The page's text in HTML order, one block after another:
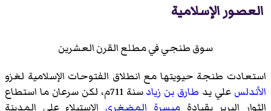
العصور الإسلامية
سوق طنجي في مطلع القرن العشرين
استعادت طنجة حيويتها مع انطلاق الفتوحات الإسلامية لغزو
الأندلس علي يد طارق بن زياد
سنة 711م، لكن سرعان ما استطاع
الثوار البربر بقيادةميسرة المضغري الاستيلاء على المدينة